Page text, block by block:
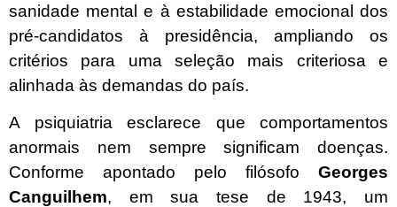
sanidade mental e à estabilidade emocional dos
pré-candidatos à presidência, ampliando os
critérios para uma seleção mais criteriosa e
alinhada às demandas do país.
A psiquiatria esclarece que comportamentos
anormais nem sempre significam doenças.
Conforme apontado pelo filósofo Georges
Canguilhem, em sua tese de 1943, um